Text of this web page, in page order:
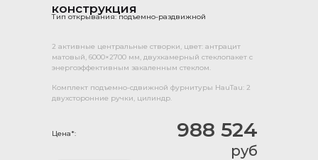
конструкция
Тип открывания: подъемно-раздвижной
Цена*:
2 активные центральные створки, цвет: антрацит
матовый, 6000×2700 мм, двухкамерный стеклопакет с
энергоэффективным закаленным стеклом.
Комплект подъемно-сдвижной фурнитуры HauTau: 2
двухсторонние ручки, цилиндр.
988 524
руб